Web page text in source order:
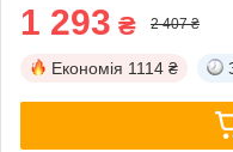
1 293 ₴ 2 407 ₴
Економія 1114 ₴